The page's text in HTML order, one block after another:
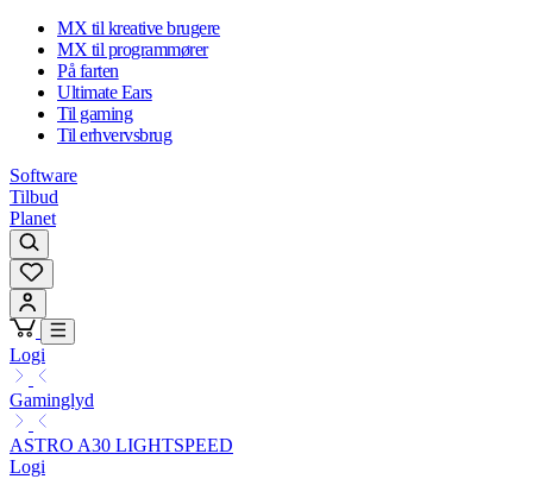
MX til kreative brugere
MX til programmører
På farten
Ultimate Ears
Til gaming
Til erhvervsbrug
Software
Tilbud
Planet
Logi
Gaminglyd
ASTRO A30 LIGHTSPEED
Logi